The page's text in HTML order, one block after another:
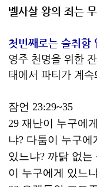
벨사살 왕의 죄는
첫번째로는 술취함
영주 천명을 위한
태에서 파티가 계
잠언 23:29~35
29 재난이 누구에
냐? 다툼이 누구
있느냐? 까닭 없
이 누구에게 있느